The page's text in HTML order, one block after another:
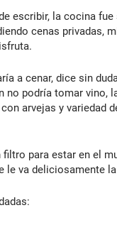
escribir, la cocina
cenas privadas,
a cenar, dice sin
no podría tomar
arvejas y variedad
filtro para estar en el
le va deliciosamente